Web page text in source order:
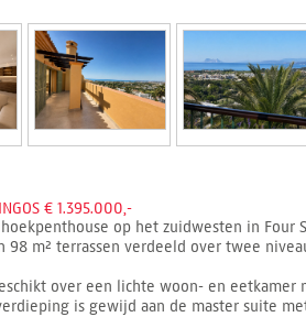
€ 1.395.000,-
op het zuidwesten in Four
98 m² terrassen verdeeld over twee
over een lichte woon- en
is gewijd aan de master suite